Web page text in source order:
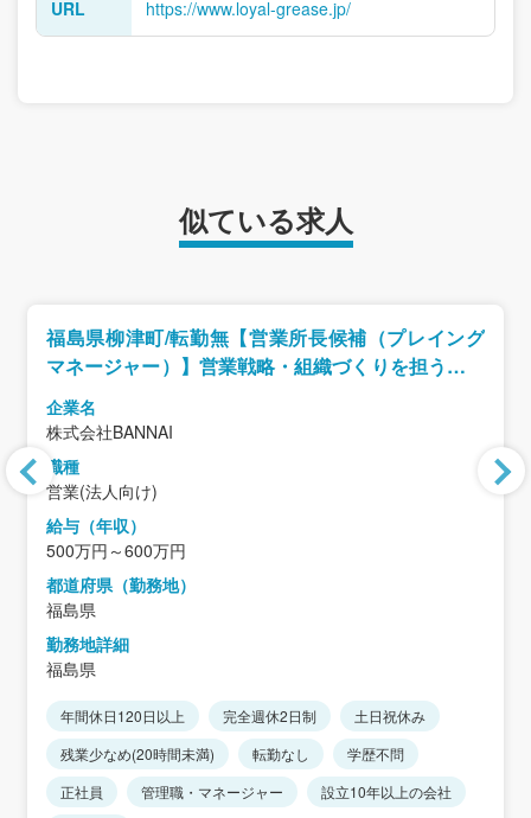
URL https://www.loyal-grease.jp/
似ている求人
福島県柳津町/転勤無【営業所長候補（プレイング
マネージャー）】営業戦略・組織づくりを担う中核
人材募集/創業100年を超える老舗企業
企業名
株式会社BANNAI
職種
営業(法人向け)
給与（年収）
500万円～600万円
都道府県（勤務地）
福島県
勤務地詳細
福島県
年間休日120日以上 完全週休2日制
土日祝休み
残業少なめ(20時間未満)
転勤なし
学歴不問
正社員
管理職・マネージャー
設立10年以上の会社